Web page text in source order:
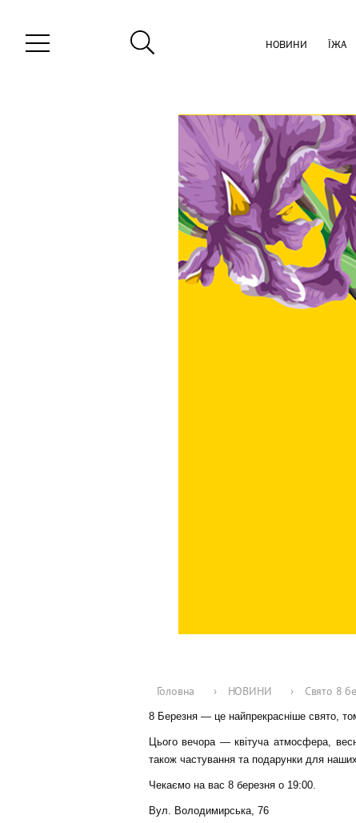
НОВИНИ ЇЖА
Головна › НОВИНИ › Свято 8
8 Березня — це найпрекрасніше свято,
Цього вечора — квітуча атмосфера,
також частування та подарунки для
Чекаємо на вас 8 березня о 19:00.
Вул. Володимирська, 76